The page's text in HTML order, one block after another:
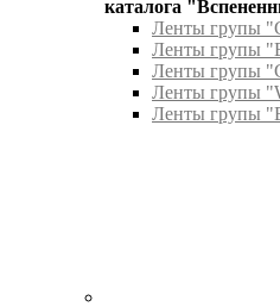
каталога
Ленты групы
Ленты групы
Ленты групы
Ленты групы
Ленты групы